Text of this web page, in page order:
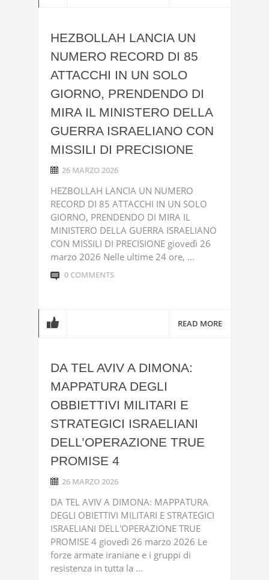
HEZBOLLAH LANCIA UN
NUMERO RECORD DI 85
ATTACCHI IN UN SOLO
GIORNO, PRENDENDO DI
MIRA IL MINISTERO DELLA
GUERRA ISRAELIANO CON
MISSILI DI PRECISIONE
26 MARZO 2026
HEZBOLLAH LANCIA UN NUMERO
RECORD DI 85 ATTACCHI IN UN SOLO
GIORNO, PRENDENDO DI MIRA IL
MINISTERO DELLA GUERRA ISRAELIANO
CON MISSILI DI PRECISIONE giovedì 26
marzo 2026 Nelle ultime 24 ore, ...
0 COMMENTS
READ MORE
DA TEL AVIV A DIMONA:
MAPPATURA DEGLI
OBBIETTIVI MILITARI E
STRATEGICI ISRAELIANI
DELL’OPERAZIONE TRUE
PROMISE 4
26 MARZO 2026
DA TEL AVIV A DIMONA: MAPPATURA
DEGLI OBIETTIVI MILITARI E STRATEGICI
ISRAELIANI DELL'OPERAZIONE TRUE
PROMISE 4 giovedì 26 marzo 2026 Le
forze armate iraniane e i gruppi di
resistenza in tutta la ...